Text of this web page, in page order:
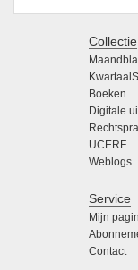
Collectie
Boeken
Digitale
UCERF
Weblogs
Service
Mijn
Contact